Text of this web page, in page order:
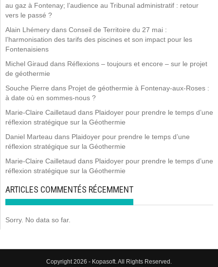
au gaz à Fontenay; l’audience au Tribunal administratif : retour
vers le passé ?
Alain Lhémery dans Conseil de Territoire du 27 mai :
l’harmonisation des tarifs des piscines et son impact pour les
Fontenaisiens
Michel Giraud dans Réflexions – toujours et encore – sur le projet
de géothermie
Souche Pierre dans Projet de géothermie à Fontenay-aux-Roses :
à date où en sommes-nous ?
Marie-Claire Cailletaud dans Plaidoyer pour prendre le temps d’une
réflexion stratégique sur la Géothermie
Daniel Marteau dans Plaidoyer pour prendre le temps d’une
réflexion stratégique sur la Géothermie
Marie-Claire Cailletaud dans Plaidoyer pour prendre le temps d’une
réflexion stratégique sur la Géothermie
ARTICLES COMMENTÉS RÉCEMMENT
Sorry. No data so far.
Copyright 2026 - Kopasoft. All Rights Reserved.